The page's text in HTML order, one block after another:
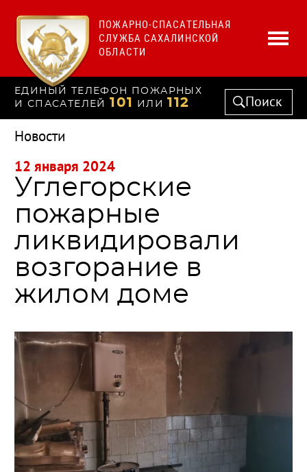
ПОЖАРНО-СПАСАТЕЛЬНАЯ
СЛУЖБА САХАЛИНСКОЙ
ОБЛАСТИ
ЕДИНЫЙ ТЕЛЕФОН ПОЖАРНЫХ
И СПАСАТЕЛЕЙ 101 ИЛИ 112 Поиск
Новости
Углегорские
пожарные
ликвидировали
возгорание в
жилом доме
12 января 2024